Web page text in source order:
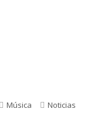
Categorías
Música Etiquetas
Noticias